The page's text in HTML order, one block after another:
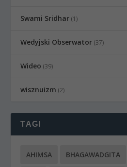
Swami Sridhar (1)
Wedyjski Obserwator (37)
Wideo (39)
wisznuizm (2)
TAGI
AHIMSA BHAGAWADGITA